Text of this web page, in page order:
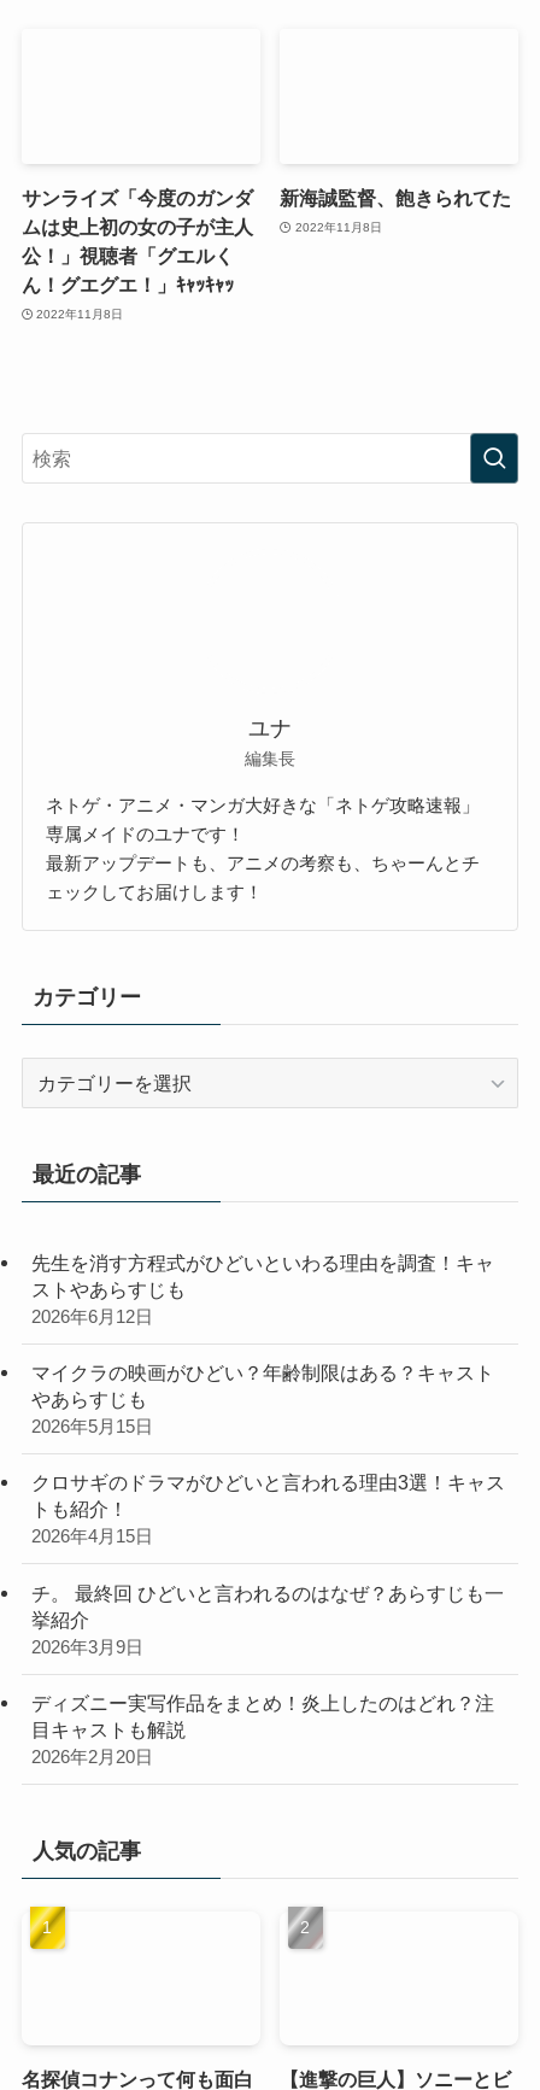
サンライズ「今度のガンダ
ムは史上初の女の子が主人
公！」視聴者「グエルく
ん！グエグエ！」ｷｬｯｷｬｯ
2022年11月8日
新海誠監督、飽きられてた
2022年11月8日
ユナ
編集長
ネトゲ・アニメ・マンガ大好きな「ネトゲ攻略速報」
専属メイドのユナです！
最新アップデートも、アニメの考察も、ちゃーんとチ
ェックしてお届けします！
カテゴリー
リ
最近の記事
先生を消す方程式がひどいといわる理由を調査！キャ
ストやあらすじも
2026年6月12日
マイクラの映画がひどい？年齢制限はある？キャスト
やあらすじも
2026年5月15日
クロサギのドラマがひどいと言われる理由3選！キャス
トも紹介！
2026年4月15日
チ。 最終回 ひどいと言われるのはなぜ？あらすじも一
挙紹介
2026年3月9日
ディズニー実写作品をまとめ！炎上したのはどれ？注
目キャストも解説
2026年2月20日
人気の記事
名探偵コナンって何も面白
【進撃の巨人】ソニーとビ